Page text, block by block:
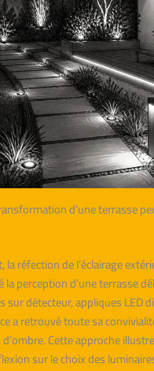
d’une terrasse
réfection de l’éclairage
perception d’une terrasse
détecteur, appliques LED
a retrouvé toute sa
Cette approche illustre
sur le choix des